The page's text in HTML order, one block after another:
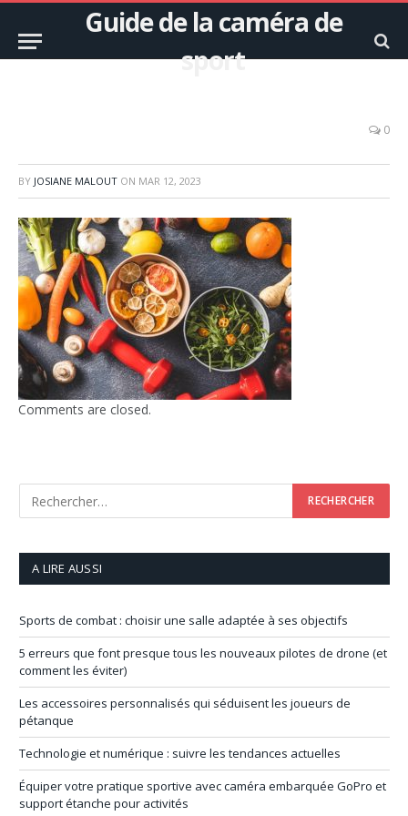
Guide de la caméra de
sport
0
BY JOSIANE MALOUT ON MAR 12, 2023
Comments are closed.
A LIRE AUSSI
Sports de combat : choisir une salle adaptée à ses objectifs
5 erreurs que font presque tous les nouveaux pilotes de drone (et
comment les éviter)
Les accessoires personnalisés qui séduisent les joueurs de
pétanque
Technologie et numérique : suivre les tendances actuelles
Équiper votre pratique sportive avec caméra embarquée GoPro et
support étanche pour activités